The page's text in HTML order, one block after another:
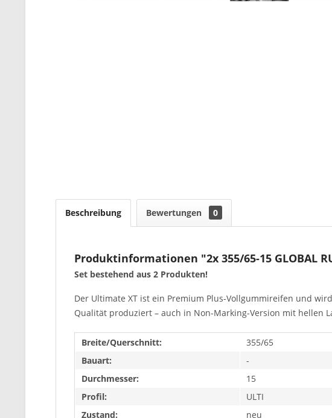
Beschreibung Bewertungen 0
Produktinformationen "2x 355/65-15 GLOBAL
Set bestehend aus 2 Produkten!
Der Ultimate XT ist ein Premium Plus-Vollgummireifen und
Qualität produziert – auch in Non-Marking-Version mit hellen
Breite/Querschnitt:
355/65
Bauart:
-
Durchmesser:
15
Profil:
ULTI
Zustand:
neu